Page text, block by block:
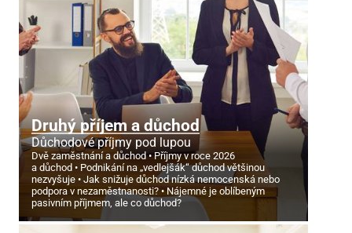
Druhý příjem a důchod
Důchodové příjmy pod lupou
Dvě zaměstnání a důchod
Příjmy v roce 2026
a důchod
Podnikání na „vedlejšák“ důchod většinou
nezvyšuje
Jak snižuje důchod nízká nemocenská nebo
podpora v nezaměstnanosti?
Nájemné je oblíbeným
pasivním příjmem, ale co důchod?